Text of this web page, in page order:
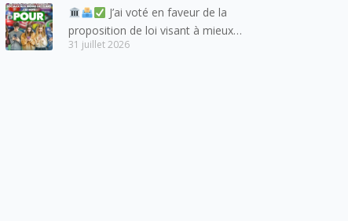
J’ai voté en faveur de la
proposition de loi visant à mieux
protéger les mineurs des risques
31 juillet 2026